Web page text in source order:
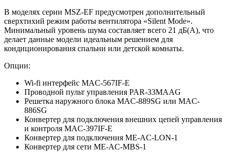
В моделях серии MSZ-EF предусмотрен дополнительный
сверхтихий режим работы вентилятора «Silent Mode».
Минимальный уровень шума составляет всего 21 дБ(А), что
делает данные модели идеальным решением для
кондиционирования спальни или детской комнаты.
Опции:
Wi-fi интерфейс MAC-567IF-E
Проводной пульт управления PAR-33MAAG
Решетка наружного блока MAC-889SG или MAC-
886SG
Конвертер для подключения внешних цепей управления
и контроля MAC-397IF-E
Конвертер для подключения ME-AC-LON-1
Конвертер для сети ME-AC-MBS-1